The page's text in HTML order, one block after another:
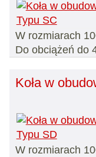
W rozmiarach
Do obciążeń do
Koła w
W rozmiarach